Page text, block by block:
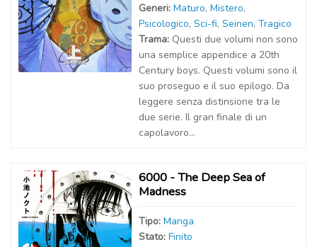
Generi: Maturo, Mistero,
Psicologico, Sci-fi, Seinen, Tragico
Trama: Questi due volumi non sono
una semplice appendice a 20th
Century boys. Questi volumi sono il
suo proseguo e il suo epilogo. Da
leggere senza distinsione tra le
due serie. Il gran finale di un
capolavoro...
6000 - The Deep Sea of
Madness
Tipo: Manga
Stato: Finito